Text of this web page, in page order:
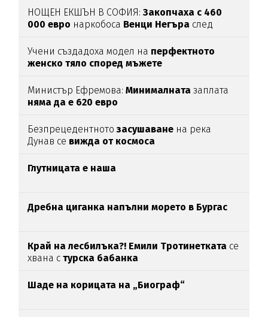
НОЩЕН ЕКШЪН В СОФИЯ:Закопчаха с 460
000 евро наркобоса Венци Негъра след
Учени създадоха модел на перфектното
женско тяло според мъжете
Министър Ефремова:Минималната заплата
няма да е 620 евро
Безпрецедентнотозасушаване на река
Дунав се вижда от космоса
Глутницата е наша
Дребна циганка напълни морето в Бургас
Край на лесбилъка?! Емили Тротинетката се
хвана с турска бабанка
Шаде на корицата на „Биограф“